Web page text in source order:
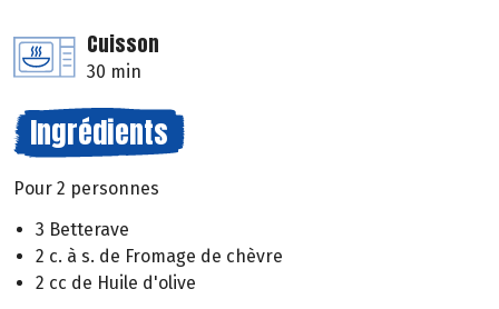
Cuisson
30 min
Ingrédients
Pour 2 personnes
3 Betterave
2 c. à s. de Fromage de chèvre
2 cc de Huile d'olive